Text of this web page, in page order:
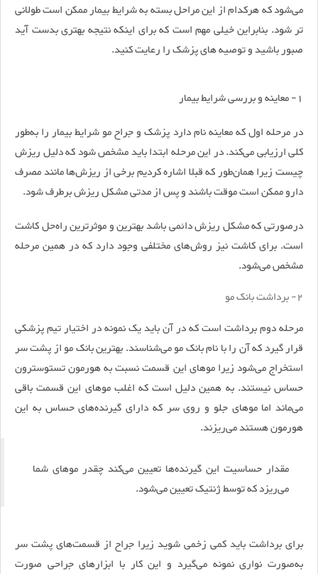
می‌شود که هرکدام از این مراحل بسته به شرایط بیمار ممکن است طولانی‌
تر شود. بنابراین خیلی مهم است که برای اینکه نتیجه بهتری بدست آید
صبور باشید و توصیه‌ های پزشک را رعایت کنید.
1- معاینه و بررسی شرایط بیمار
در مرحله اول که معاینه نام دارد پزشک و جراح مو شرایط بیمار را به‌طور
کلی ارزیابی می‌کند. در این مرحله ابتدا باید مشخص شود که دلیل ریزش
چیست زیرا همان‌طور که قبلا اشاره کردیم برخی از ریزش‌ها مانند مصرف
دارو ممکن است موقت باشند و پس از مدتی مشکل ریزش برطرف شود.
درصورتی که مشکل ریزش دائمی باشد بهترین و موثرترین راه‌حل کاشت
است. برای کاشت نیز روش‌های مختلفی وجود دارد که در همین مرحله
مشخص می‌شود.
2- برداشت بانک مو
مرحله دوم برداشت است که در آن باید یک نمونه در اختیار تیم پزشکی
قرار گیرد که آن را با نام بانک مو می‌شناسند. بهترین بانک مو از پشت سر
استخراج می‌شود زیرا موهای این قسمت نسبت به هورمون تستوسترون
حساس نیستند. به همین دلیل است که اغلب موهای این قسمت باقی
می‌ماند اما موهای جلو و روی سر که دارای گیرنده‌های حساس به این
هورمون هستند می‌ریزند.
مقدار حساسیت این گیرنده‌ها تعیین می‌کند چقدر موهای شما
می‌ریزد که توسط ژنتیک تعیین می‌شود.
برای برداشت باید کمی زخمی شوید زیرا جراح از قسمت‌های پشت سر
به‌صورت نواری نمونه می‌گیرد و این کار با ابزارهای جراحی صورت